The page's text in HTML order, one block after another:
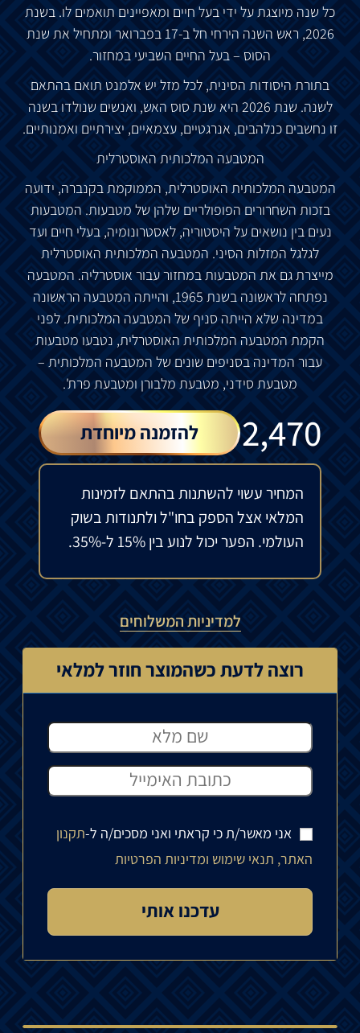
כל שנה מיוצגת על ידי בעל חיים ומאפיינים תואמים לו. בשנת
2026, ראש השנה הירחי חל ב-17 בפברואר ומתחיל את שנת
הסוס – בעל החיים השביעי במחזור.
בתורת היסודות הסינית, לכל מזל יש אלמנט תואם בהתאם
לשנה. שנת 2026 היא שנת סוס האש, ואנשים שנולדו בשנה
זו נחשבים כנלהבים, אנרגטיים, עצמאיים, יצירתיים ואמנותיים.
המטבעה המלכותית האוסטרלית
המטבעה המלכותית האוסטרלית, הממוקמת בקנברה, ידועה
בזכות השחרורים הפופולריים שלהן של מטבעות. המטבעות
נעים בין נושאים על היסטוריה, לאסטרונומיה, בעלי חיים ועד
לגלגל המזלות הסיני. המטבעה המלכותית האוסטרלית
מייצרת גם את המטבעות במחזור עבור אוסטרליה. המטבעה
נפתחה לראשונה בשנת 1965, והייתה המטבעה הראשונה
במדינה שלא הייתה סניף של המטבעה המלכותית. לפני
הקמת המטבעה המלכותית האוסטרלית, נטבעו מטבעות
עבור המדינה בסניפים שונים של המטבעה המלכותית –
מטבעת סידני, מטבעת מלבורן ומטבעת פרת'.
2,470
₪ להזמנה מיוחדת
המחיר עשוי להשתנות בהתאם לזמינות
המלאי אצל הספק בחו"ל ולתנודות בשוק
העולמי. הפער יכול לנוע בין 15% ל-35%.
למדיניות המשלוחים
רוצה לדעת כשהמוצר חוזר למלאי
אני מאשר/ת כי קראתי ואני מסכים/ה ל-תקנון
האתר, תנאי שימוש ומדיניות הפרטיות